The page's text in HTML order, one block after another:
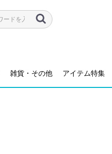
雑貨・その他 アイテム特集